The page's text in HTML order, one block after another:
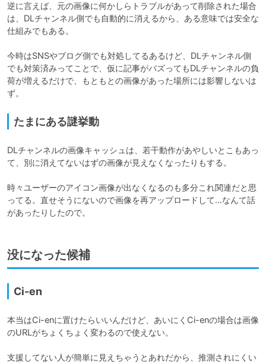
逆に言えば、元の画像に何かしらトラブルがあって削除された場合
は、DLチャンネル側でも自動的に消えるから、ある意味では安全な
仕組みでもある。
今時はSNSやブログ側でも対処してるあるけど、DLチャンネル側
でも対策済みってことで、仮に記事がバズってもDLチャンネルの負
荷が増えるだけで、もともとの画像があった場所には影響しないは
ず。
たまにある謎挙動
DLチャンネルの画像キャッシュは、若干動作があやしいとこもあっ
て、別に消えてないはずの画像が見えなくなったりもする。
時々ユーザーのアイコン画像が出なくなるのも多分これ関連だと思
ってる。直せそうにないので画像を再アップロードして…なんて話
があったりしたので。
没になった候補
Ci-en
本当はCi-enに置けたらいいんだけど、あいにくCi-enの場合は画像
のURLがちょくちょく変わるので使えない。
支援してない人が簡単に見えちゃうとあれだから、推測されにくい